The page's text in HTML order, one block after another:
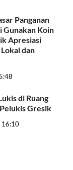
Panganan
Gunakan Koin
Apresiasi
dan
di Ruang
Gresik
16:10